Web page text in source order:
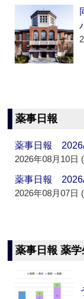
薬事日報
薬事日報
2026年08月10日
薬事日報
2026年08月07日
薬事日報 薬